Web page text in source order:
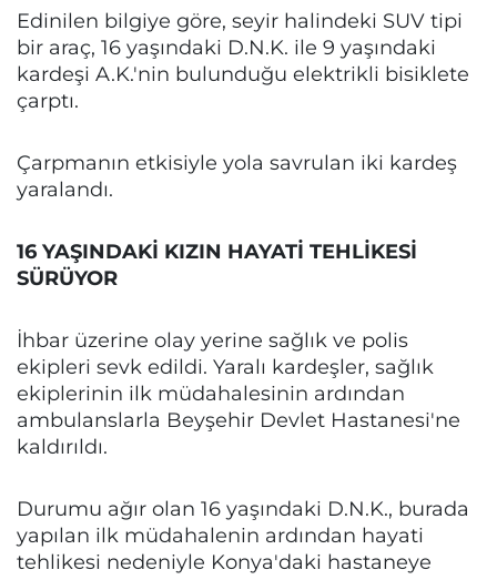
Edinilen bilgiye göre, seyir halindeki SUV tipi
bir araç, 16 yaşındaki D.N.K. ile 9 yaşındaki
kardeşi A.K.'nin bulunduğu elektrikli bisiklete
çarptı.
Çarpmanın etkisiyle yola savrulan iki kardeş
yaralandı.
16 YAŞINDAKİ KIZIN HAYATİ TEHLİKESİ
SÜRÜYOR
İhbar üzerine olay yerine sağlık ve polis
ekipleri sevk edildi. Yaralı kardeşler, sağlık
ekiplerinin ilk müdahalesinin ardından
ambulanslarla Beyşehir Devlet Hastanesi'ne
kaldırıldı.
Durumu ağır olan 16 yaşındaki D.N.K., burada
yapılan ilk müdahalenin ardından hayati
tehlikesi nedeniyle Konya'daki hastaneye